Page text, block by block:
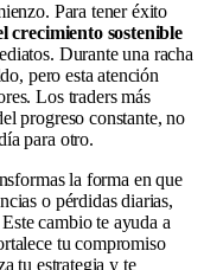
Para tener éxito
crecimiento sostenible
Durante una racha
pero esta atención
Los traders más
progreso constante, no
para otro.
la forma en que
o pérdidas diarias,
cambio te ayuda a
tu compromiso
tu estrategia y te